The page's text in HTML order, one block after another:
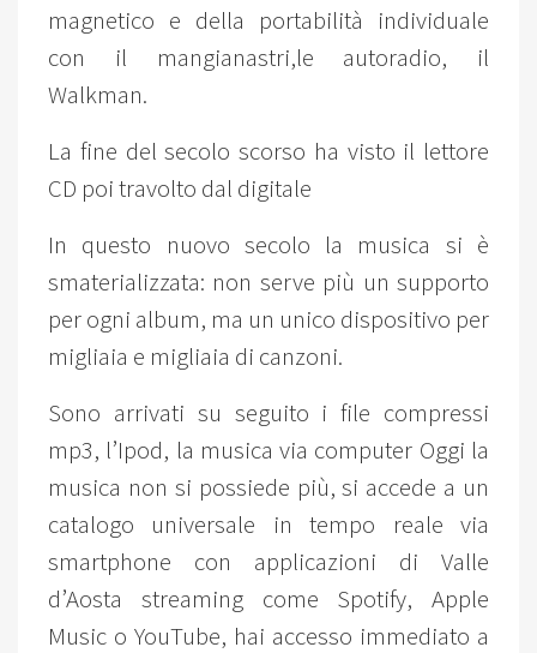
magnetico e della portabilità individuale
con il mangianastri,le autoradio, il
Walkman.
La fine del secolo scorso ha visto il lettore
CD poi travolto dal digitale
In questo nuovo secolo la musica si è
smaterializzata: non serve più un supporto
per ogni album, ma un unico dispositivo per
migliaia e migliaia di canzoni.
Sono arrivati su seguito i file compressi
mp3, l’Ipod, la musica via computer Oggi la
musica non si possiede più, si accede a un
catalogo universale in tempo reale via
smartphone con applicazioni di Valle
d’Aosta streaming come Spotify, Apple
Music o YouTube, hai accesso immediato a